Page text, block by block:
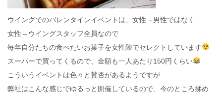
ウイングでのバレンタインイベントは、女性→男性ではなく
女性→ウイングスタッフ全員なので
毎年自分たちの食べたいお菓子を女性陣でセレクトしています
スーパーで買ってくるので、金額も一人あたり150円くらい
こういうイベントは色々と賛否があるようですが
弊社はこんな感じでゆるっと開催しているので、今のところ揉め